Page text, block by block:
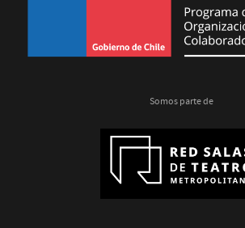
Somos parte de